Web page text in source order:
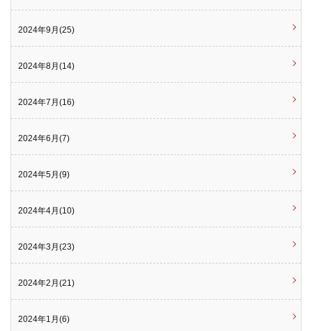
2024年9月(25)
2024年8月(14)
2024年7月(16)
2024年6月(7)
2024年5月(9)
2024年4月(10)
2024年3月(23)
2024年2月(21)
2024年1月(6)